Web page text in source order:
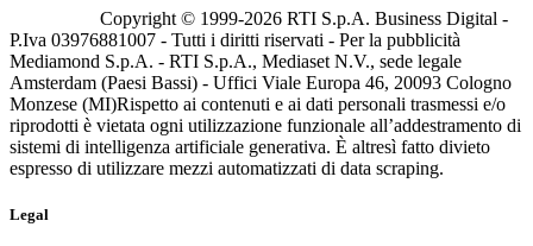
Copyright © 1999-2026 RTI S.p.A. Business Digital -
P.Iva 03976881007 - Tutti i diritti riservati - Per la pubblicità
Mediamond S.p.A. - RTI S.p.A., Mediaset N.V., sede legale
Amsterdam (Paesi Bassi) - Uffici Viale Europa 46, 20093 Cologno
Monzese (MI)Rispetto ai contenuti e ai dati personali trasmessi e/o
riprodotti è vietata ogni utilizzazione funzionale all’addestramento di
sistemi di intelligenza artificiale generativa. È altresì fatto divieto
espresso di utilizzare mezzi automatizzati di data scraping.
Legal